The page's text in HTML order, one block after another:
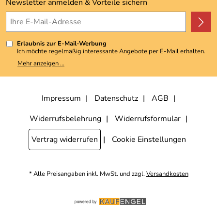
4,9/5*****
Newsletter anmelden & Vorteile sichern
Erlaubnis zur E-Mail-Werbung
Ich möchte regelmäßig interessante Angebote per E-Mail erhalten.
Meine E-Mail-Adresse wird nicht an andere Unternehmen
weitergegeben. Zu statistischen Zwecken wird in anonymer Form
kann ich jederzeit mit Wirkung für die Zukunft widerrufen, indem ich
den Link "Abmelden" am Ende des Newsletters anklicke. Die
Mehr anzeigen ...
Impressum Datenschutz
AGB
Widerrufsbelehrung
Widerrufsformular
Vertrag widerrufen
Cookie Einstellungen
* Alle Preisangaben inkl. MwSt. und zzgl.Versandkosten